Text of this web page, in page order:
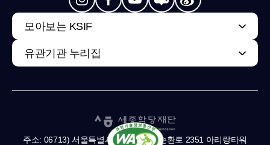
모아보는 KSIF
유관기관 누리집
주소: 06713) 서울특별시 서초구 남부순환로 2351 아리랑타워